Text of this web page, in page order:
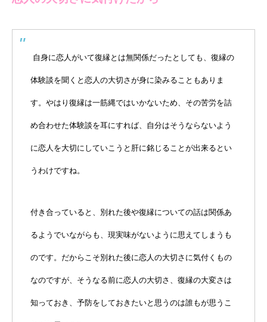
自身に恋人がいて復縁とは無関係だったとしても、復縁の
体験談を聞くと恋人の大切さが身に染みることもありま
す。やはり復縁は一筋縄ではいかないため、その苦労を詰
め合わせた体験談を耳にすれば、自分はそうならないよう
に恋人を大切にしていこうと肝に銘じることが出来るとい
うわけですね。
付き合っていると、別れた後や復縁についての話は関係あ
るようでいながらも、現実味がないように思えてしまうも
のです。だからこそ別れた後に恋人の大切さに気付くもの
なのですが、そうなる前に恋人の大切さ、復縁の大変さは
知っておき、予防をしておきたいと思うのは誰もが思うこ